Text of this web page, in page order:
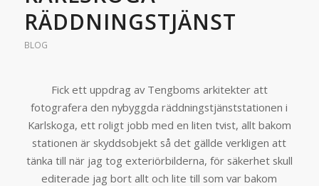
RÄDDNINGSTJÄNST
BLOG
Fick ett uppdrag av Tengboms arkitekter att
fotografera den nybyggda räddningstjänststationen i
Karlskoga, ett roligt jobb med en liten tvist, allt bakom
stationen är skyddsobjekt så det gällde verkligen att
tänka till när jag tog exteriörbilderna, för säkerhet skull
editerade jag bort allt och lite till som var bakom